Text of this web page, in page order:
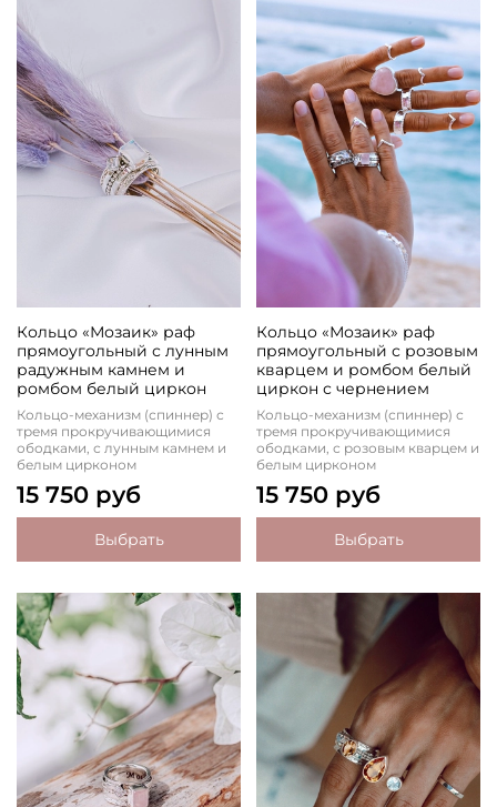
Кольцо «Мозаик» раф
прямоугольный с лунным
радужным камнем и
ромбом белый циркон
Кольцо-механизм (спиннер) с
тремя прокручивающимися
ободками, с лунным камнем и
белым цирконом
15 750 руб
Выбрать
Кольцо «Мозаик» раф
прямоугольный с розовым
кварцем и ромбом белый
циркон с чернением
Кольцо-механизм (спиннер) с
тремя прокручивающимися
ободками, с розовым кварцем и
белым цирконом
15 750 руб
Выбрать